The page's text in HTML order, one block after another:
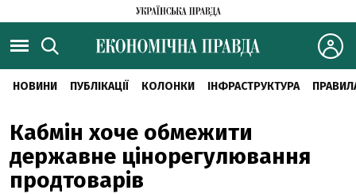
НОВИНИ ПУБЛІКАЦІЇ КОЛОНКИ ІНФРАСТРУКТУРА
Кабмін хоче обмежити
державне цінорегулювання
продтоварів